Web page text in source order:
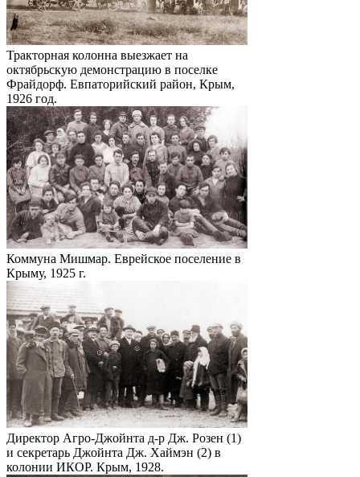
Тракторная колонна выезжает на
октябрьскую демонстрацию в поселке
Фрайдорф. Евпаторийский район, Крым,
1926 год.
Коммуна Мишмар. Еврейское поселение в
Крыму, 1925 г.
Директор Агро-Джойнта д-р Дж. Розен (1)
и секретарь Джойнта Дж. Хаймэн (2) в
колонии ИКОР. Крым, 1928.